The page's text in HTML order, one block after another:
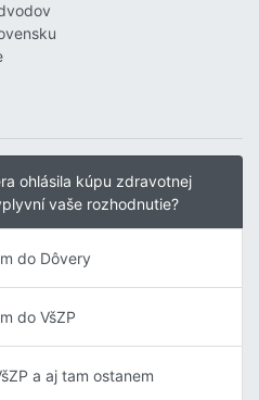
ohlásila kúpu zdravotnej
vaše rozhodnutie?
do Dôvery
do VšZP
a aj tam ostanem